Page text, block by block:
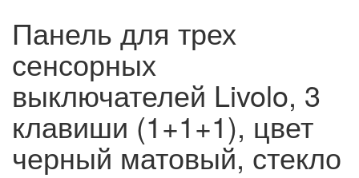
Панель для трех
сенсорных
выключателей Livolo, 3
клавиши (1+1+1), цвет
черный матовый, стекло